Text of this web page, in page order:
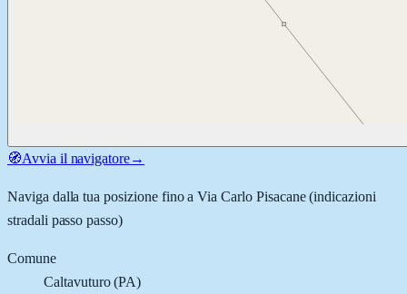
🧭Avvia il navigatore→
Naviga dalla tua posizione fino aVia Carlo Pisacane(indicazioni
stradali passo passo)
Comune
Caltavuturo(PA)